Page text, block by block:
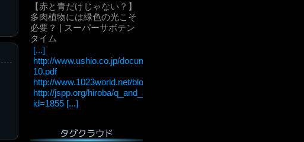
【赤と青だけじゃない？】
多肉植物には緑色の光こそ
必要？ | スーパーサボテン
タイム
[...]
http://www.ushio.co.jp/documents/technology/lightedge/lightedge_36/
10.pdf
http://www.1023world.net/blog/
http://jspp.org/hiroba/q_and_a/detail.html?
id=1855 [...]
タグクラウド